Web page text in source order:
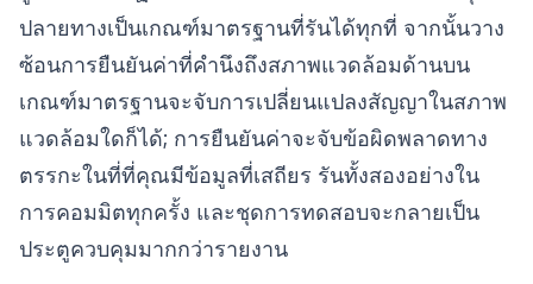
ปลายทางเป็นเกณฑ์มาตรฐานที่รันได้ทุกที่ จากนั้นวาง
ซ้อนการยืนยันค่าที่คำนึงถึงสภาพแวดล้อมด้านบน
เกณฑ์มาตรฐานจะจับการเปลี่ยนแปลงสัญญาในสภาพ
แวดล้อมใดก็ได้; การยืนยันค่าจะจับข้อผิดพลาดทาง
ตรรกะในที่ที่คุณมีข้อมูลที่เสถียร รันทั้งสองอย่างใน
การคอมมิตทุกครั้ง และชุดการทดสอบจะกลายเป็น
ประตูควบคุมมากกว่ารายงาน